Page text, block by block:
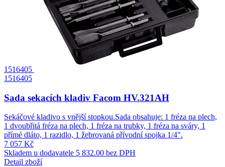
1516405
1516405
Sada sekacích kladiv Facom HV.321AH
Sekáčové kladivo s vnější stopkou.Sada obsahuje: 1 fréza na plech,
1 dvoubřitá fréza na plech, 1 fréza na trubky, 1 fréza na sváry, 1
přímé dláto, 1 razidlo, 1 žebrovaná přívodní spojka 1/4".
7 057 Kč
Skladem u dodavatele 5 832.00 bez DPH
Detail zboží